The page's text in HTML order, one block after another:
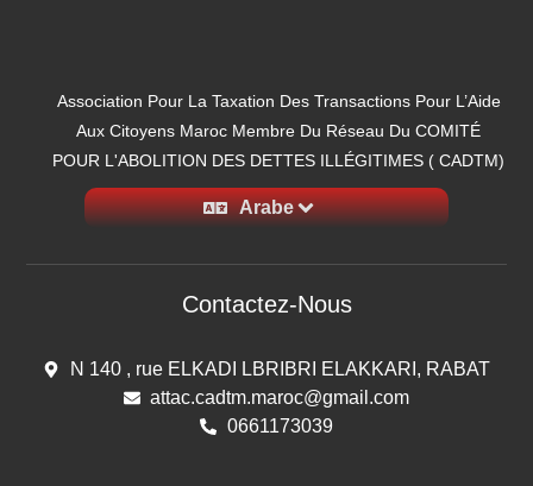
Contactez-Nous
N 140 , rue ELKADI LBRIBRI ELAKKARI, RABAT
attac.cadtm.maroc@gmail.com
0661173039
Association Pour La Taxation Des Transactions Pour L’Aide
Aux Citoyens Maroc Membre Du Réseau Du COMITÉ
POUR L'ABOLITION DES DETTES ILLÉGITIMES ( CADTM)
Arabe